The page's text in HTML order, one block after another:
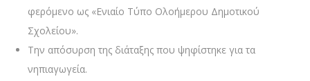
φερόμενο ως «Ενιαίο Τύπο Ολοήμερου Δημοτικού
Σχολείου».
Την απόσυρση της διάταξης που ψηφίστηκε για τα
νηπιαγωγεία.